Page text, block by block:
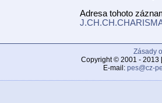
Adresa tohoto
Zásady
Copyright © 2001 - 2013
E-mail: pes@cz-